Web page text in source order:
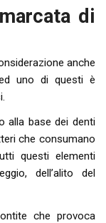
di
anche
uno di questi è
alla base dei denti
che consumano
questi elementi
dell’alito del
che provoca